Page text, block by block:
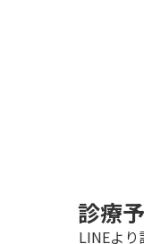
診療
LINEより